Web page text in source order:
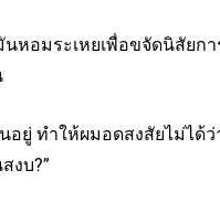
หอมระเหยเพื่อขจัดนิสัยก
อยู่ ทำให้ผมอดสงสัยไม่ได้
งบ?”